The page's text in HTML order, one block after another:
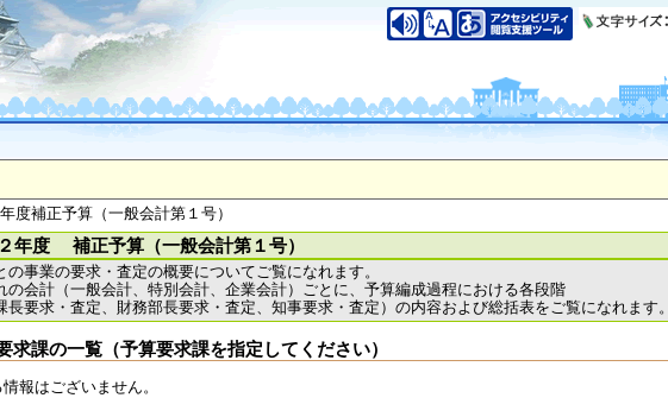
度補正予算（一般会計第１号）
年度 補正予算（一般会計第１号）
の事業の要求・査定の概要についてご覧になれます。
の会計（一般会計、特別会計、企業会計）ごとに、予算編成過程における各段階
長要求・査定、財務部長要求・査定、知事要求・査定）の内容および総括表をご覧になれます。
求課の一覧（予算要求課を指定してください）
報はございません。
について
央区大手前2丁目
（代表電話）06-6941-0351
之江区南港北1-14-16
（代表電話）06-6941-0351
Prefecture,All rights reserved.